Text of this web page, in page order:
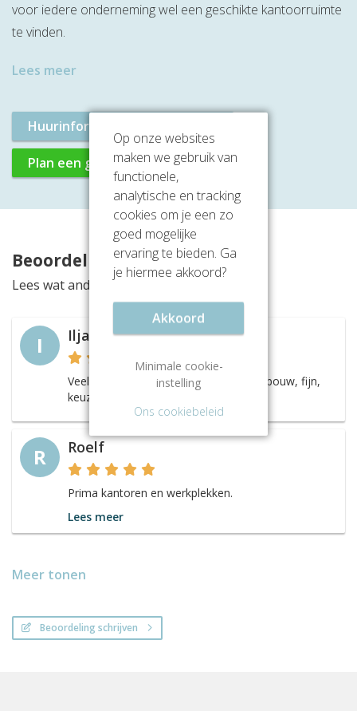
voor iedere onderneming wel een geschikte kantoorruimte
te vinden.
Lees meer
Huurinformatie aanvragen
Plan een gratis rondleiding
Beoordelingen
Lees wat anderen vinden van deze locatie
I Ilja
Veel aanbod in idt moderne kantoorgebouw, fijn,
keuze genoeg!
R Roelf
Prima kantoren en werkplekken.
Lees meer
Meer tonen
Beoordeling schrijven
Op onze websites
maken we gebruik van
functionele,
analytische en tracking
cookies om je een zo
goed mogelijke
ervaring te bieden. Ga
je hiermee akkoord?
Akkoord
Minimale cookie-
instelling
Ons cookiebeleid